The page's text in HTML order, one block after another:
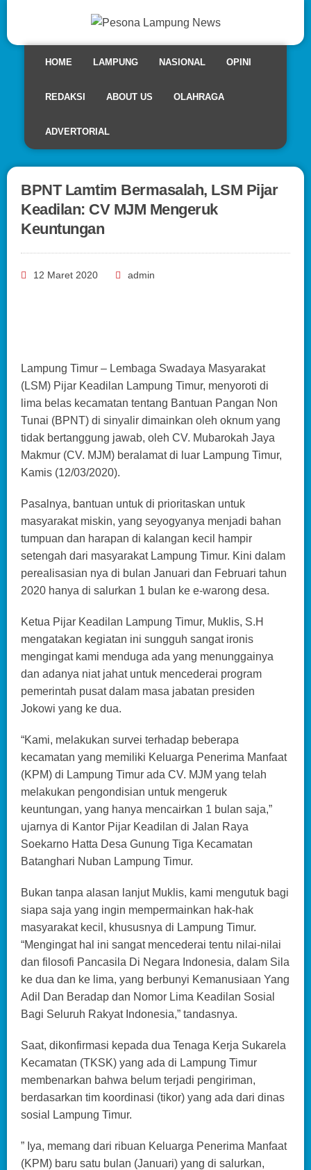
HOME LAMPUNG NASIONAL OPINI
REDAKSI ABOUT US OLAHRAGA
ADVERTORIAL
BPNT Lamtim Bermasalah, LSM Pijar
Keadilan: CV MJM Mengeruk
Keuntungan
12 Maret 2020 admin
Lampung Timur – Lembaga Swadaya Masyarakat
(LSM) Pijar Keadilan Lampung Timur, menyoroti di
lima belas kecamatan tentang Bantuan Pangan Non
Tunai (BPNT) di sinyalir dimainkan oleh oknum yang
tidak bertanggung jawab, oleh CV. Mubarokah Jaya
Makmur (CV. MJM) beralamat di luar Lampung Timur,
Kamis (12/03/2020).
Pasalnya, bantuan untuk di prioritaskan untuk
masyarakat miskin, yang seyogyanya menjadi bahan
tumpuan dan harapan di kalangan kecil hampir
setengah dari masyarakat Lampung Timur. Kini dalam
perealisasian nya di bulan Januari dan Februari tahun
2020 hanya di salurkan 1 bulan ke e-warong desa.
Ketua Pijar Keadilan Lampung Timur, Muklis, S.H
mengatakan kegiatan ini sungguh sangat ironis
mengingat kami menduga ada yang menunggainya
dan adanya niat jahat untuk mencederai program
pemerintah pusat dalam masa jabatan presiden
Jokowi yang ke dua.
“Kami, melakukan survei terhadap beberapa
kecamatan yang memiliki Keluarga Penerima Manfaat
(KPM) di Lampung Timur ada CV. MJM yang telah
melakukan pengondisian untuk mengeruk
keuntungan, yang hanya mencairkan 1 bulan saja,”
ujarnya di Kantor Pijar Keadilan di Jalan Raya
Soekarno Hatta Desa Gunung Tiga Kecamatan
Batanghari Nuban Lampung Timur.
Bukan tanpa alasan lanjut Muklis, kami mengutuk bagi
siapa saja yang ingin mempermainkan hak-hak
masyarakat kecil, khususnya di Lampung Timur.
“Mengingat hal ini sangat mencederai tentu nilai-nilai
dan filosofi Pancasila Di Negara Indonesia, dalam Sila
ke dua dan ke lima, yang berbunyi Kemanusiaan Yang
Adil Dan Beradap dan Nomor Lima Keadilan Sosial
Bagi Seluruh Rakyat Indonesia,” tandasnya.
Saat, dikonfirmasi kepada dua Tenaga Kerja Sukarela
Kecamatan (TKSK) yang ada di Lampung Timur
membenarkan bahwa belum terjadi pengiriman,
berdasarkan tim koordinasi (tikor) yang ada dari dinas
sosial Lampung Timur.
” Iya, memang dari ribuan Keluarga Penerima Manfaat
(KPM) baru satu bulan (Januari) yang di salurkan,